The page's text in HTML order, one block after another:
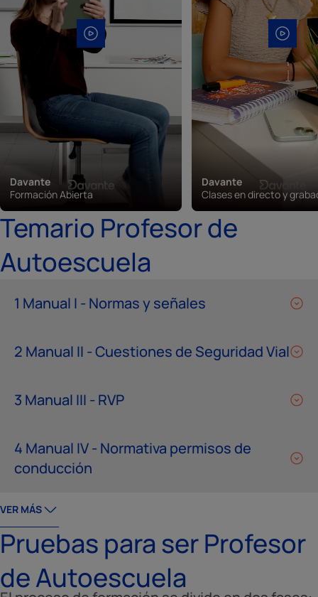
Davante
Formación Abierta
Davante
Clases en directo y
Temario Profesor de
Autoescuela
1 Manual I - Normas y señales
2 Manual II - Cuestiones de Seguridad Vial
3 Manual III - RVP
4 Manual IV - Normativa permisos de
conducción
VER MÁS
Pruebas para ser Profesor
de Autoescuela